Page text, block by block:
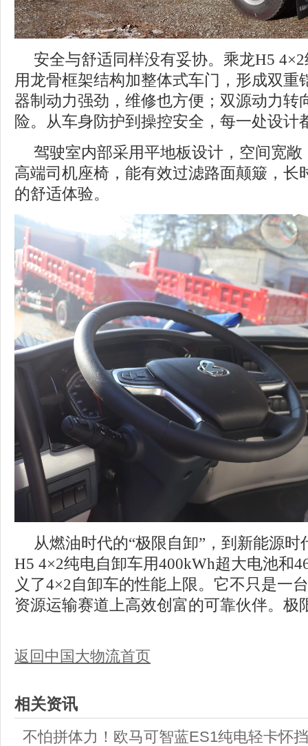
安全与舒适同样没有妥协。乘龙H5
用龙骨框架结构加整体式车门，形成双重
器制动力强劲，维修也方便；双源动力转
险。从车身防护到操控安全，每一处设计
驾驶室内部采用平地板设计，空间宽
高端司机座椅，能有效过滤路面颠簸，长
的舒适体验。
从燃油时代的“极限自卸”，到新能源时
H5 4×2纯电自卸车用400kWh超大电池和
义了4×2自卸车的性能上限。它不只是一
资源运输赛道上高效创富的可靠伙伴。极
返回中国大物流首页
相关资讯
不怕拼体力！欧马可智蓝ES1纯电轻卡怀